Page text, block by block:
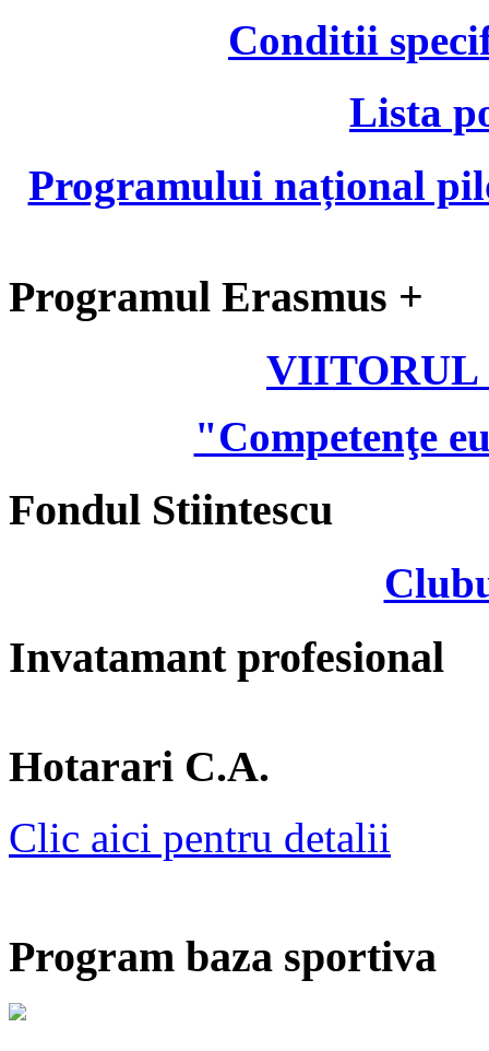
Conditii
Lista
Programului național
Programul Erasmus +
VIITORUL
"Competenţe
Fondul Stiintescu
Invatamant profesional
Hotarari C.A.
Clic aici pentru detalii
Program baza sportiva